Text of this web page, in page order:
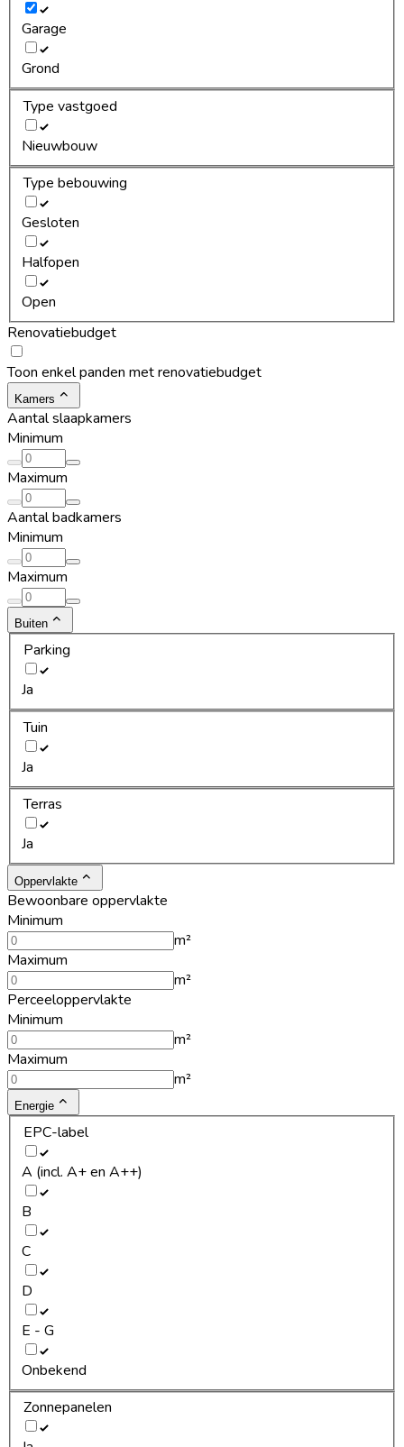
Garage
Grond
Type vastgoed
Nieuwbouw
Type bebouwing
Gesloten
Halfopen
Open
Renovatiebudget
Toon enkel panden met renovatiebudget
Kamers
Aantal slaapkamers
Minimum
Maximum
Aantal badkamers
Minimum
Maximum
Buiten
Parking
Ja
Tuin
Ja
Terras
Ja
Oppervlakte
Bewoonbare oppervlakte
Minimum
m²
Maximum
m²
Perceeloppervlakte
Minimum
m²
Maximum
m²
Energie
EPC-label
A (incl. A+ en A++)
B
C
D
E - G
Onbekend
Zonnepanelen